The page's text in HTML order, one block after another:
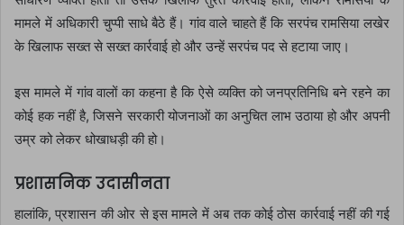
मामले में अधिकारी चुप्पी साधे बैठे हैं। गांव वाले चाहते हैं कि सरपंच रामसिया लखेर
के खिलाफ सख्त से सख्त कार्रवाई हो और उन्हें सरपंच पद से हटाया जाए।
इस मामले में गांव वालों का कहना है कि ऐसे व्यक्ति को जनप्रतिनिधि बने रहने का
कोई हक नहीं है, जिसने सरकारी योजनाओं का अनुचित लाभ उठाया हो और अपनी
उम्र को लेकर धोखाधड़ी की हो।
प्रशासनिक उदासीनता
हालांकि, प्रशासन की ओर से इस मामले में अब तक कोई ठोस कार्रवाई नहीं की गई